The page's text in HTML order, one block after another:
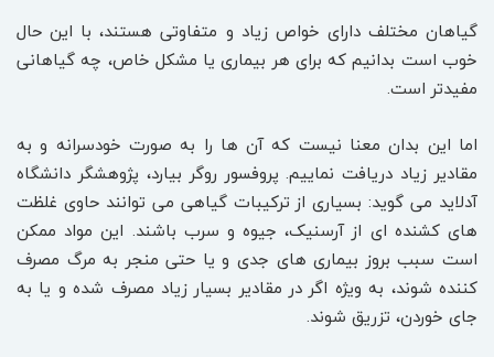
گیاهان مختلف دارای خواص زیاد و متفاوتی هستند، با این حال
خوب است بدانیم که برای هر بیماری یا مشکل خاص، چه گیاهانی
مفیدتر است.
اما این بدان معنا نیست که آن ها را به صورت خودسرانه و به
مقادیر زیاد دریافت نماییم. پروفسور روگر بیارد، پژوهشگر دانشگاه
آدلاید می گوید: بسیاری از ترکیبات گیاهی می ‌توانند حاوی غلظت
‌های کشند‌ه‌ ای از آرسنیک، جیوه و سرب باشند. این مواد ممکن
است سبب بروز بیماری های جدی و یا حتی منجر به مرگ مصرف
کننده شوند، به ویژه اگر در مقادیر بسیار زیاد مصرف شده و یا به
جای خوردن، تزریق شوند.